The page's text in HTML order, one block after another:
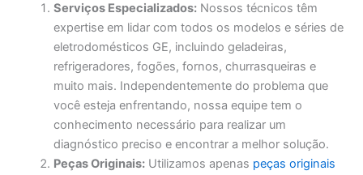
Serviços Especializados: Nossos técnicos têm
expertise em lidar com todos os modelos e séries de
eletrodomésticos GE, incluindo geladeiras,
refrigeradores, fogões, fornos, churrasqueiras e
muito mais. Independentemente do problema que
você esteja enfrentando, nossa equipe tem o
conhecimento necessário para realizar um
diagnóstico preciso e encontrar a melhor solução.
Peças Originais: Utilizamos apenas peças originais